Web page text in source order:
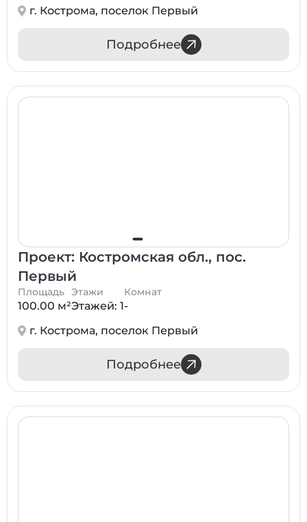
г. Кострома, поселок Первый
Подробнее
Проект: Костромская обл., пос.
Первый
Площадь
100.00 м²
Этажи
Этажей: 1
Комнат
-
г. Кострома, поселок Первый
Подробнее